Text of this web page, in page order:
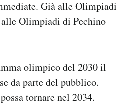
Già alle Olimpiadi
Olimpiadi di Pechino
olimpico del 2030 il
da parte del pubblico.
tornare nel 2034.